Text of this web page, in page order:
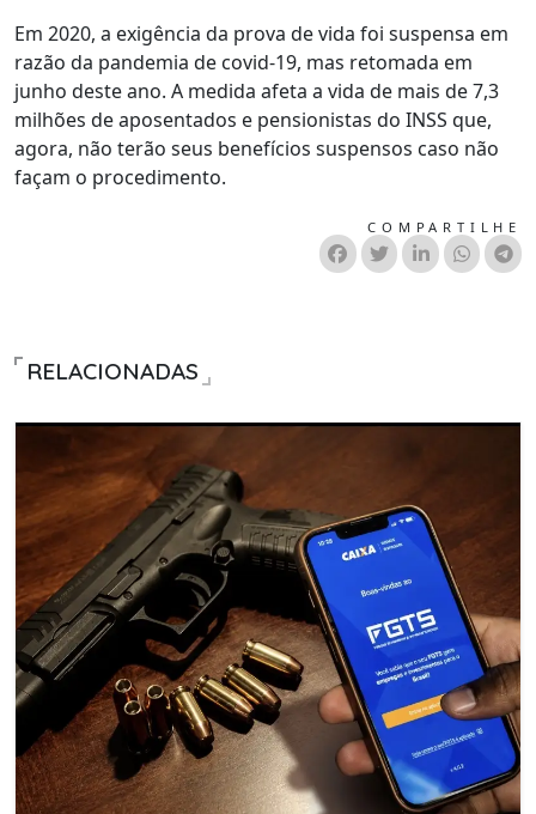
Em 2020, a exigência da prova de vida foi suspensa em
razão da pandemia de covid-19, mas retomada em
junho deste ano. A medida afeta a vida de mais de 7,3
milhões de aposentados e pensionistas do INSS que,
agora, não terão seus benefícios suspensos caso não
façam o procedimento.
COMPARTILHE
RELACIONADAS